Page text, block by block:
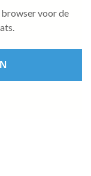
browser voor de